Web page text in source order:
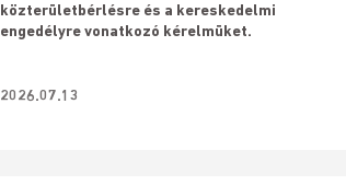
közterületbérlésre és a kereskedelmi
engedélyre vonatkozó kérelmüket.
2026.07.13